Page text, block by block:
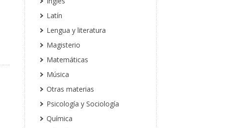
Latín
Lengua y literatura
Magisterio
Matemáticas
Música
Otras materias
Psicología y Sociología
Química